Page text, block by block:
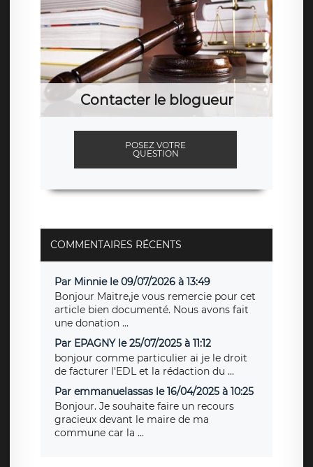
Contacter le blogueur
POSEZ VOTRE
QUESTION
COMMENTAIRES RÉCENTS
Par Minnie le 09/07/2026 à 13:49
Bonjour Maitre,je vous remercie pour cet
article bien documenté. Nous avons fait
une donation ...
Par EPAGNY le 25/07/2025 à 11:12
bonjour comme particulier ai je le droit
de facturer l'EDL et la rédaction du ...
Par emmanuelassas le 16/04/2025 à 10:25
Bonjour. Je souhaite faire un recours
gracieux devant le maire de ma
commune car la ...